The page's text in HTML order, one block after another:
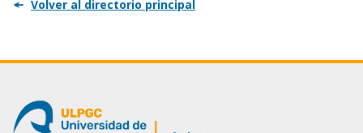
Volver al directorio principal